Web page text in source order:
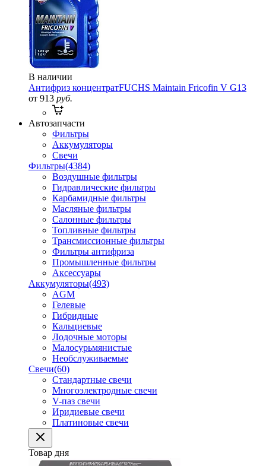
В наличии
Антифриз концентратFUCHS Maintain Fricofin V G13
от 913 руб.
Автозапчасти
Фильтры
Аккумуляторы
Свечи
Фильтры(4384)
Воздушные фильтры
Гидравлические фильтры
Карбамидные фильтры
Масляные фильтры
Салонные фильтры
Топливные фильтры
Трансмиссионные фильтры
Фильтры антифриза
Промышленные фильтры
Аксессуары
Аккумуляторы(493)
AGM
Гелевые
Гибридные
Кальциевые
Лодочные моторы
Малосурьмянистые
Необслуживаемые
Свечи(60)
Стандартные свечи
Многоэлектродные свечи
V-паз свечи
Иридиевые свечи
Платиновые свечи
Товар дня